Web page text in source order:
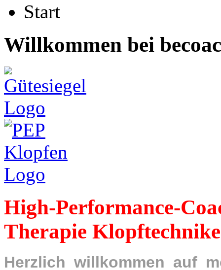
Start
Willkommen bei
High-Performance-
Therapie
Herzlich willkommen auf